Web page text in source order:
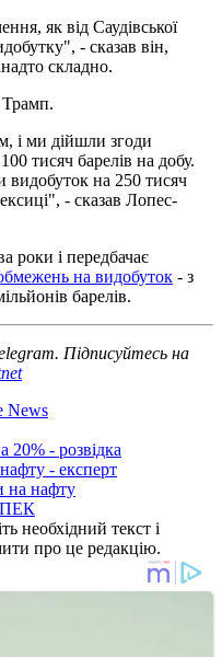
як від Саудівської
- сказав він,
складно.
Трамп.
і ми дійшли згоди
тисяч барелів на добу.
на 250 тисяч
- сказав Лопес-
роки і передбачає
на видобуток - з
барелів.
Підписуйтесь на
News
20% - розвідка
- експерт
на нафту
необхідний текст і
про це редакцію.